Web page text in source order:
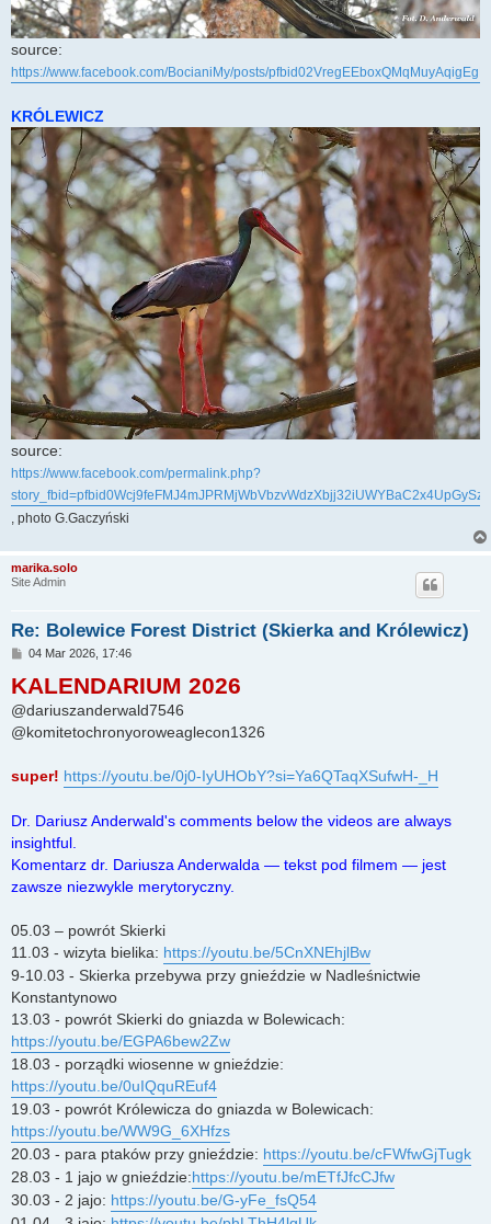
source:
https://www.facebook.com/BocianiMy/posts/
KRÓLEWICZ
source:
https://www.facebook.com/permalink.php?
, photo G.Gaczyński
marika.solo
Site Admin
Re: Bolewice Forest District (Skierka and Królewicz)
P
s
t
04 Mar 2026, 17:46
KALENDARIUM 2026
@dariuszanderwald7546
@komitetochronyoroweaglecon1326
super! https://youtu.be/0j0-IyUHObY?si=Ya6QTaqXSufwH-_H
Dr. Dariusz Anderwald's comments below the videos are always
insightful.
Komentarz dr. Dariusza Anderwalda — tekst pod filmem — jest
zawsze niezwykle merytoryczny.
05.03 – powrót Skierki
11.03 - wizyta bielika: https://youtu.be/5CnXNEhjlBw
9-10.03 - Skierka przebywa przy gnieździe w Nadleśnictwie
Konstantynowo
13.03 - powrót Skierki do gniazda w Bolewicach:
https://youtu.be/EGPA6bew2Zw
18.03 - porządki wiosenne w gnieździe:
https://youtu.be/0uIQquREuf4
19.03 - powrót Królewicza do gniazda w Bolewicach:
https://youtu.be/WW9G_6XHfzs
20.03 - para ptaków przy gnieździe: https://youtu.be/cFWfwGjTugk
28.03 - 1 jajo w gnieździe:https://youtu.be/mETfJfcCJfw
30.03 - 2 jajo: https://youtu.be/G-yFe_fsQ54